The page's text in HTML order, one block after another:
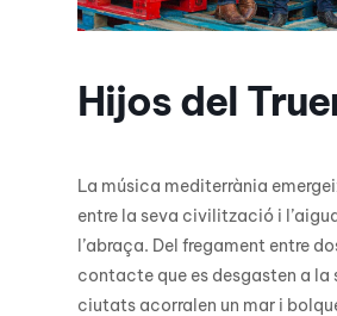
Hijos del
La música mediterrània
entre la seva civilització i
l’abraça. Del fregament entre
contacte que es desgasten a la
ciutats acorralen un mar i